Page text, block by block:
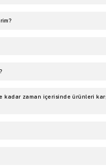
kadar zaman içerisinde ürünleri